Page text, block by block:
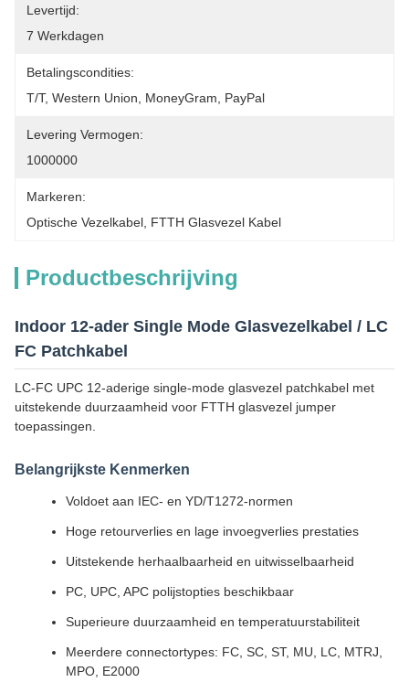
Levertijd:
7 Werkdagen
Betalingscondities:
T/T, Western Union, MoneyGram, PayPal
Levering Vermogen:
1000000
Markeren:
Optische Vezelkabel FTTH Glasvezel Kabel
Productbeschrijving
Indoor 12-ader Single Mode Glasvezelkabel / LC
FC Patchkabel
LC-FC UPC 12-aderige single-mode glasvezel patchkabel met
uitstekende duurzaamheid voor FTTH glasvezel jumper
toepassingen.
Belangrijkste Kenmerken
Voldoet aan IEC- en YD/T1272-normen
Hoge retourverlies en lage invoegverlies prestaties
Uitstekende herhaalbaarheid en uitwisselbaarheid
PC, UPC, APC polijstopties beschikbaar
Superieure duurzaamheid en temperatuurstabiliteit
Meerdere connectortypes: FC, SC, ST, MU, LC, MTRJ,
MPO, E2000